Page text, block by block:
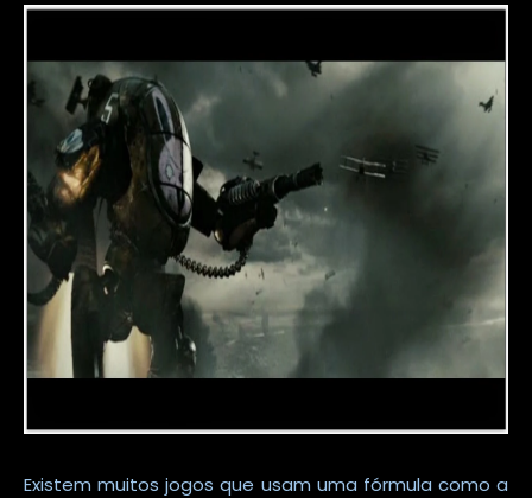
Existem muitos jogos que usam uma fórmula como a